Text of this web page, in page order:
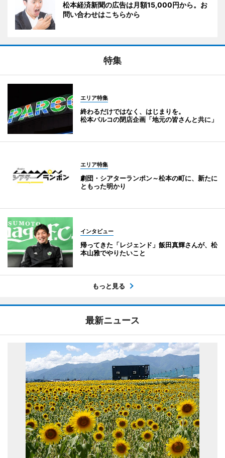
松本経済新聞の広告は月額15,000円から。お
問い合わせはこちらから
特集
エリア特集
終わるだけではなく、はじまりを。
松本パルコの閉店企画「地元の皆さんと共に」
エリア特集
劇団・シアターランポン～松本の町に、新たに
ともった明かり
インタビュー
帰ってきた「レジェンド」飯田真輝さんが、松
本山雅でやりたいこと
もっと見る
最新ニュース